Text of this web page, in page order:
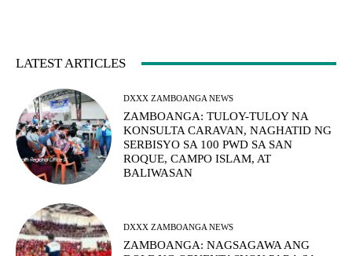
LATEST ARTICLES
DXXX ZAMBOANGA NEWS
ZAMBOANGA: TULOY-TULOY NA
KONSULTA CARAVAN, NAGHATID NG
SERBISYO SA 100 PWD SA SAN
ROQUE, CAMPO ISLAM, AT
BALIWASAN
DXXX ZAMBOANGA NEWS
ZAMBOANGA: NAGSAGAWA ANG